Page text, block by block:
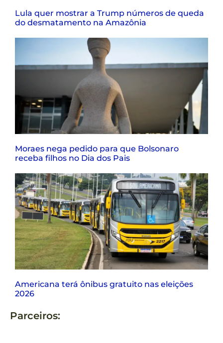
Lula quer mostrar a Trump números de queda
do desmatamento na Amazônia
Moraes nega pedido para que Bolsonaro
receba filhos no Dia dos Pais
Americana terá ônibus gratuito nas eleições
2026
Parceiros: